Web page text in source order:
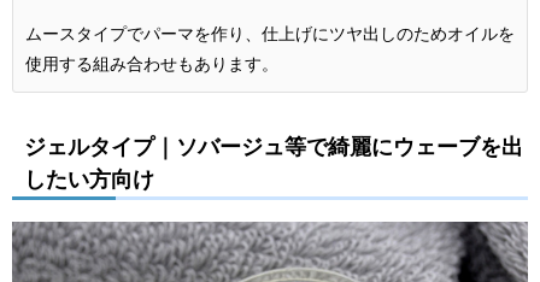
ムースタイプでパーマを作り、仕上げにツヤ出しのためオイルを
使用する組み合わせもあります。
ジェルタイプ｜ソバージュ等で綺麗にウェーブを出
したい方向け